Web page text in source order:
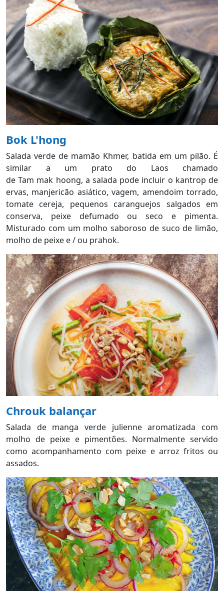
Bok L'hong
Salada verde de mamão Khmer, batida em um pilão. É
similar a um prato do Laos chamado
de Tam mak hoong, a salada pode incluir o kantrop de
ervas, manjericão asiático, vagem, amendoim torrado,
tomate cereja, pequenos caranguejos salgados em
conserva, peixe defumado ou seco e pimenta.
Misturado com um molho saboroso de suco de limão,
molho de peixe e / ou prahok.
Chrouk balançar
Salada de manga verde julienne aromatizada com
molho de peixe e pimentões. Normalmente servido
como acompanhamento com peixe e arroz fritos ou
assados.